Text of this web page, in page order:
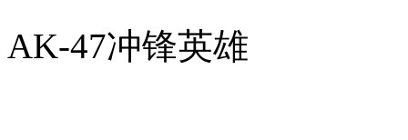
AK-47冲锋英雄